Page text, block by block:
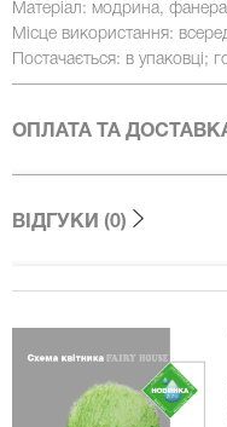
Матеріал: модрина, фанера
Місце використання:
Постачається: в упаковці;
ОПЛАТА ТА
ВІДГУКИ (0)